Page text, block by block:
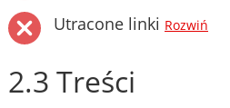
Utracone linki Rozwiń
2.3 Treści